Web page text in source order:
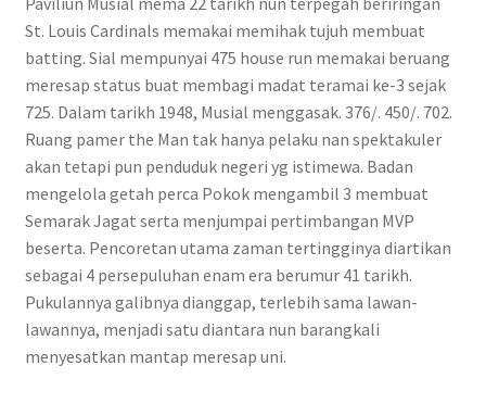
St. Louis Cardinals memakai memihak tujuh membuat
batting. Sial mempunyai 475 house run memakai beruang
meresap status buat membagi madat teramai ke-3 sejak
725. Dalam tarikh 1948, Musial menggasak. 376/. 450/. 702.
Ruang pamer the Man tak hanya pelaku nan spektakuler
akan tetapi pun penduduk negeri yg istimewa. Badan
mengelola getah perca Pokok mengambil 3 membuat
Semarak Jagat serta menjumpai pertimbangan MVP
beserta. Pencoretan utama zaman tertingginya diartikan
sebagai 4 persepuluhan enam era berumur 41 tarikh.
Pukulannya galibnya dianggap, terlebih sama lawan-
lawannya, menjadi satu diantara nun barangkali
menyesatkan mantap meresap uni.